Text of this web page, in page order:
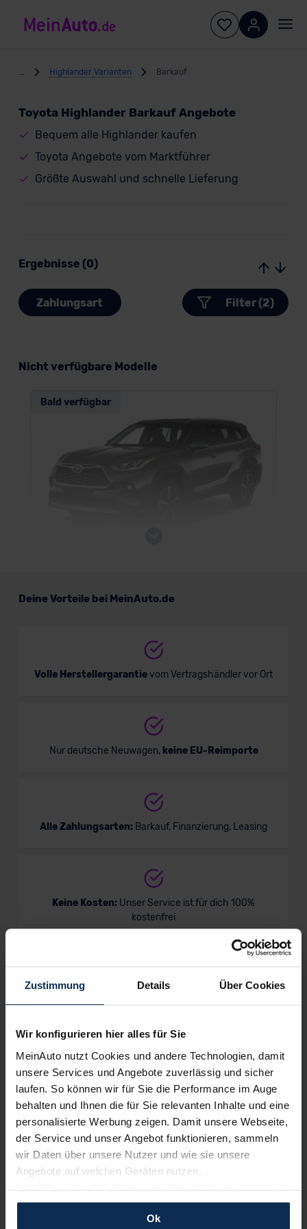
Zustimmung Details Über Cookies
Wir konfigurieren hier alles für Sie
MeinAuto nutzt Cookies und andere Technologien, damit
unsere Services und Angebote zuverlässig und sicher
laufen. So können wir für Sie die Performance im Auge
behalten und Ihnen die für Sie relevanten Inhalte und eine
personalisierte Werbung zeigen. Damit unsere Webseite,
der Service und unser Angebot funktionieren, sammeln
wir Daten über unsere Nutzer und wie sie unsere
Angebote auf welchen Geräten nutzen.
Wenn Sie das „OK“ finden, sind Sie damit einverstanden
und erlauben uns Cookies für unseren Service zu
verwenden und diese Daten an Dritte weiterzugeben,
Ok
Highlander Varianten Barkauf
Toyota Highlander Barkauf Angebote
Bequem alle Highlander kaufen
Toyota Angebote vom Marktführer
Größte Auswahl und schnelle Lieferung
Ergebnisse (0)
Zahlungsart Filter (2)
Nicht verfügbare Modelle
Bald verfügbar
Deine Vorteile bei MeinAuto.de
Volle Herstellergarantievom Vertragshändler vor Ort
Nur deutsche Neuwagen, keine EU-Reimporte
Alle Zahlungsarten: Barkauf, Finanzierung, Leasing
Keine Kosten: Unser Service ist für dich 100%
kostenfrei
Wir sind stolz auf eine hohe
MeinAuto.de hat langjährige Erfahrungen auf dem
dadurch ihr Wunschauto zum Top-Rabatt erhalten und
bewerten unsere Arbeit positiv.
Sehen Sie sich unsere Bewertungen an: